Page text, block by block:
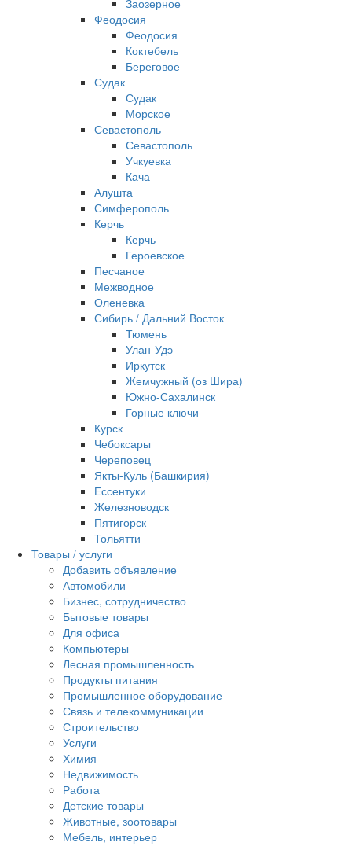
Заозерное
Феодосия
Феодосия
Коктебель
Береговое
Судак
Судак
Морское
Севастополь
Севастополь
Учкуевка
Кача
Алушта
Симферополь
Керчь
Керчь
Героевское
Песчаное
Межводное
Оленевка
Сибирь / Дальний Восток
Тюмень
Улан-Удэ
Иркутск
Жемчужный (оз Шира)
Южно‐Сахалинск
Горные ключи
Курск
Чебоксары
Череповец
Якты-Куль (Башкирия)
Ессентуки
Железноводск
Пятигорск
Тольятти
Товары / услуги
Добавить объявление
Автомобили
Бизнес, сотрудничество
Бытовые товары
Для офиса
Компьютеры
Лесная промышленность
Продукты питания
Промышленное оборудование
Связь и телекоммуникации
Строительство
Услуги
Химия
Недвижимость
Работа
Детские товары
Животные, зоотовары
Мебель, интерьер